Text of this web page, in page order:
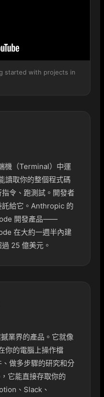
started with projects in
機（Terminal）中運
讀取你的整個程式碼
令、跑測試。開發者
託給它。Anthropic 的
開發產品——
在大約一週半內建
25 億美元。
業界的產品。它就像
你的電腦上操作檔
做多步驟的研究和分
它能直接存取你的
、Slack、